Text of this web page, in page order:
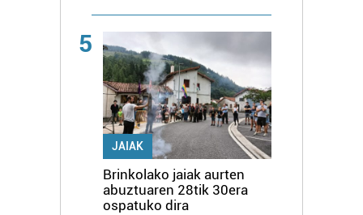
5
JAIAK
Brinkolako jaiak aurten
abuztuaren 28tik 30era
ospatuko dira